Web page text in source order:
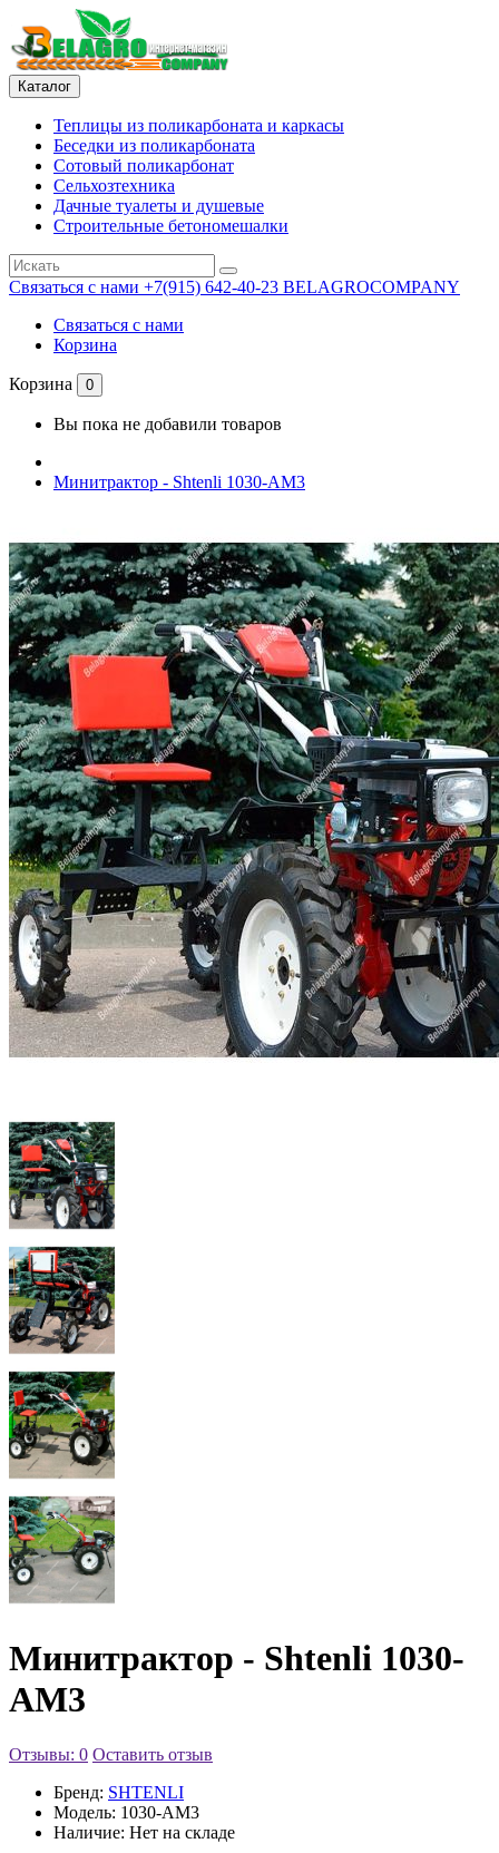
Каталог
Теплицы из поликарбоната и каркасы
Беседки из поликарбоната
Сотовый поликарбонат
Сельхозтехника
Дачные туалеты и душевые
Строительные бетономешалки
Связаться с нами +7(915) 642-40-23 BELAGROCOMPANY
Связаться с нами
Корзина
Корзина 0
Вы пока не добавили товаров
Минитрактор - Shtenli 1030-АМ3
Минитрактор - Shtenli 1030-
АМ3
Отзывы: 0 Оставить отзыв
Бренд: SHTENLI
Модель: 1030-АМ3
Наличие: Нет на складе